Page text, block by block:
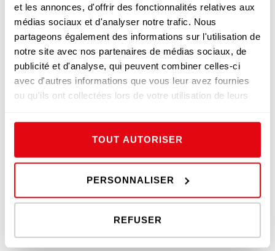
et les annonces, d'offrir des fonctionnalités relatives aux
médias sociaux et d'analyser notre trafic. Nous
partageons également des informations sur l'utilisation de
notre site avec nos partenaires de médias sociaux, de
publicité et d'analyse, qui peuvent combiner celles-ci
avec d'autres informations que vous leur avez fournies
ou qu'ils ont collectées lors de votre utilisation de leurs
TOUT AUTORISER
PERSONNALISER
REFUSER
ONGLET DE BŒUF